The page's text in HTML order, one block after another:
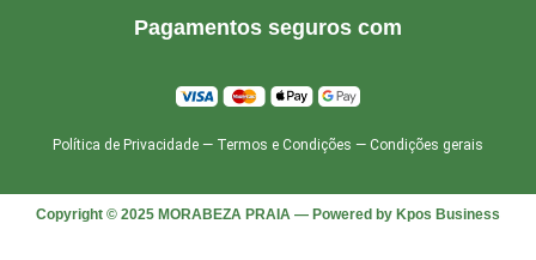
Pagamentos seguros com
Política de Privacidade — Termos e Condições — Condições gerais
Copyright © 2025 MORABEZA PRAIA — Powered by Kpos Business